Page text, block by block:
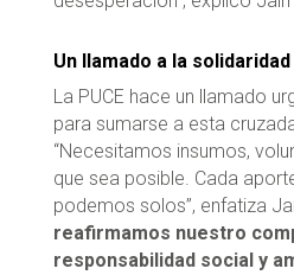
Un llamado a la solidaridad
La PUCE hace un llamado
para sumarse a esta
“Necesitamos insumos,
que sea posible. Cada
podemos solos”, enfatiza
reafirmamos nuestro
responsabilidad social y